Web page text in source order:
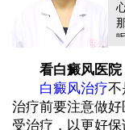
看白癜风医院
白癜风治疗不
治疗前要注意做
受治疗，以更好